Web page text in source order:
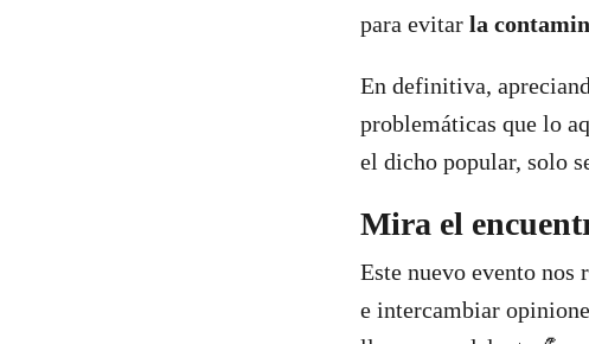
para evitar la
En definitiva,
problemáticas que lo
el dicho popular, solo
Mira el
Este nuevo evento nos
e intercambiar